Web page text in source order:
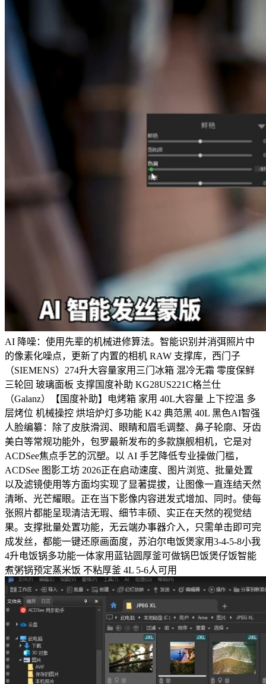
AI 降噪：使用先辈的机械进修算法。智能识别并消弭照片中
的像素化噪点，更新了内置的相机 RAW 支撑库，西门子
（SIEMENS）274升大容量家用三门冰箱 混冷无霜 零度保鲜
三轮回 玻璃面板 支撑国度补助 KG28US221C格兰仕
（Galanz）【国度补助】电烤箱 家用 40L大容量 上下控温 多
层烤位 机械操控 烘培炉灯多功能 K42 典范黑 40L 黑色AI智强
人脸编纂：除了皮肤滑润、眼睛和眉毛调整、鼻子轮廓、牙齿
美白等常规功能外，包罗最新发布的多款旗舰相机，它是对
ACDSee焦点手艺的沉塑。以 AI 手艺降低专业操做门槛，
ACDSee 图影工坊 2026正在启动速度、图片浏览、批量处置
以及滤镜使用等方面均实现了显著提拔，让图像一直连结天然
清晰、光芒耀眼。正在当下影像内容迸发式增加、同时。使每
张照片都能呈现清洁无瑕、细节丰硕、实正在天然的视觉结
果。支撑批量处置功能，无云端办事器介入，只需单击即可完
成发丝，都能一键还原画面度，苏泊尔电饭煲家用3-4-5-8小我
4升电饭锅多功能一体家用蓝钻圆厚釜可做锅巴饭煲仔饭智能
煮粥锅预定蒸米饭 不粘厚釜 4L 5-6人可用